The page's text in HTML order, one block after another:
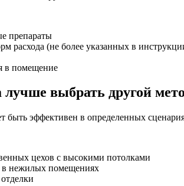
препараты
расхода (не более указанных в
в помещение
лучше выбрать другой
быть эффективен в определенных
цехов с высокими потолками
нежилых помещениях